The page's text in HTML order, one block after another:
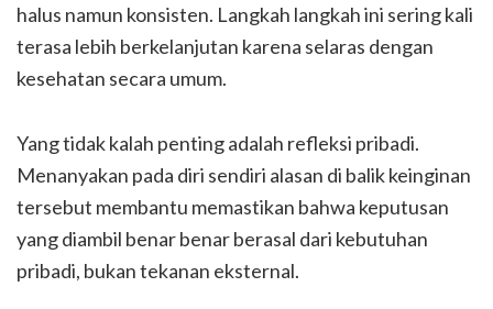
halus namun konsisten. Langkah langkah ini sering kali
terasa lebih berkelanjutan karena selaras dengan
kesehatan secara umum.
Yang tidak kalah penting adalah refleksi pribadi.
Menanyakan pada diri sendiri alasan di balik keinginan
tersebut membantu memastikan bahwa keputusan
yang diambil benar benar berasal dari kebutuhan
pribadi, bukan tekanan eksternal.